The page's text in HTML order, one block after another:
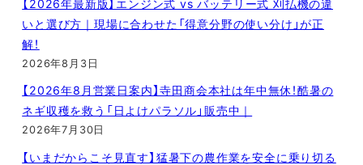
【2026年最新版】エンジン式 vs バッテリー式 刈払機の違
いと選び方｜現場に合わせた「得意分野の使い分け」が正
解！
2026年8月3日
【2026年8月営業日案内】寺田商会本社は年中無休！酷暑の
ネギ収穫を救う「日よけパラソル」販売中｜
2026年7月30日
【いまだからこそ見直す】猛暑下の農作業を安全に乗り切る